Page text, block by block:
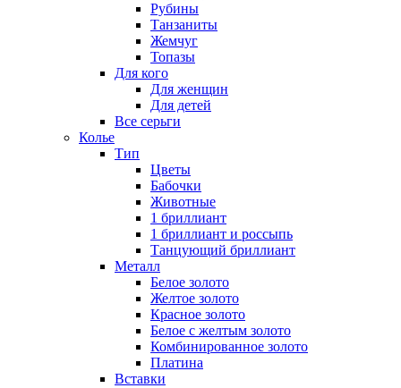
Рубины
Танзаниты
Жемчуг
Топазы
Для кого
Для женщин
Для детей
Все серьги
Колье
Тип
Цветы
Бабочки
Животные
1 бриллиант
1 бриллиант и россыпь
Танцующий бриллиант
Металл
Белое золото
Желтое золото
Красное золото
Белое с желтым золото
Комбинированное золото
Платина
Вставки